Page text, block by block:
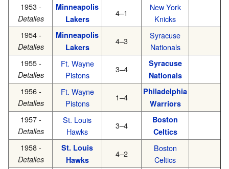
1953 -
Detalles
Minneapolis
Lakers
4–1
New York
Knicks
1954 -
Detalles
Minneapolis
Lakers
4–3
Syracuse
Nationals
1955 -
Detalles
Ft. Wayne
Pistons
3–4
Syracuse
Nationals
1956 -
Detalles
Ft. Wayne
Pistons
1–4
Philadelphia
Warriors
1957 -
Detalles
St. Louis
Hawks
3–4
Boston
Celtics
1958 -
Detalles
St. Louis
Hawks
4–2
Boston
Celtics